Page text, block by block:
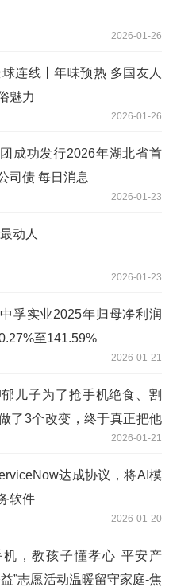
2026-01-26
连线丨年味预热 多国友人
魅力
2026-01-26
成功发行2026年湖北省首
司债 每日消息
2026-01-23
动人
2026-01-23
中孚实业2025年归母净利润
至141.59%
2026-01-21
儿子为了抢手机绝食、割
了3个改变，终于真正把他
2026-01-21
达成协议，将AI模
软件
2026-01-20
，教孩子懂孝心 平安产
”志愿活动温暖留守家庭-焦